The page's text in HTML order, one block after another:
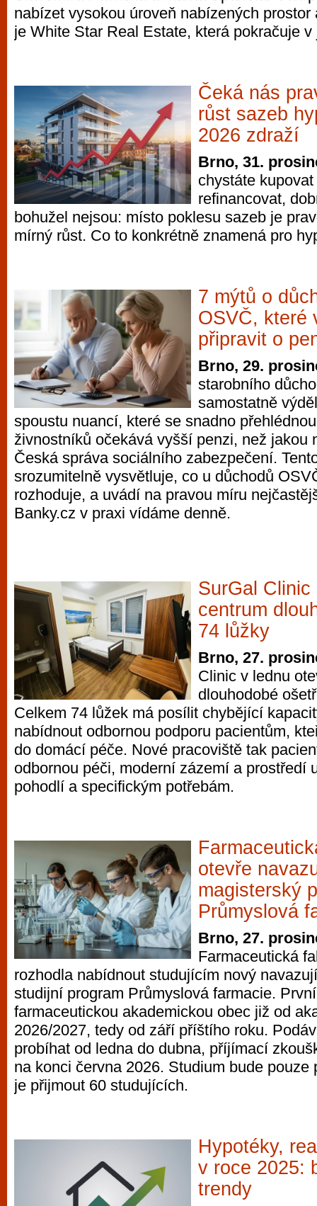
nabízet vysokou úroveň nabízených prostor
je White Star Real Estate, která pokračuje v
Čeká nás
růst sazeb
2026 zdraží
Brno, 31.
chystáte
refinancovat,
bohužel nejsou: místo poklesu sazeb je
mírný růst. Co to konkrétně znamená pro
7 mýtů o
OSVČ, které
připravit o
Brno, 29.
starobního
samostatně
spoustu nuancí, které se snadno
živnostníků očekává vyšší penzi, než jakou
Česká správa sociálního zabezpečení.
srozumitelně vysvětluje, co u důchodů
rozhoduje, a uvádí na pravou míru
Banky.cz v praxi vídáme denně.
SurGal
centrum
74 lůžky
Brno, 27.
Clinic v lednu
dlouhodobé
Celkem 74 lůžek má posílit chybějící
nabídnout odbornou podporu pacientům,
do domácí péče. Nové pracoviště tak
odbornou péči, moderní zázemí a prostředí
pohodlí a specifickým potřebám.
otevře
magisterský
Průmyslová
Brno, 27.
Farmaceutická
rozhodla nabídnout studujícím nový
studijní program Průmyslová farmacie.
farmaceutickou akademickou obec již od
2026/2027, tedy od září příštího roku.
probíhat od ledna do dubna, příjímací
na konci června 2026. Studium bude pouze
je přijmout 60 studujících.
Hypotéky,
v roce 2025:
trendy
vyzkoušet různé kasinové hry. V
metropoli naleznete širokou nabídku her